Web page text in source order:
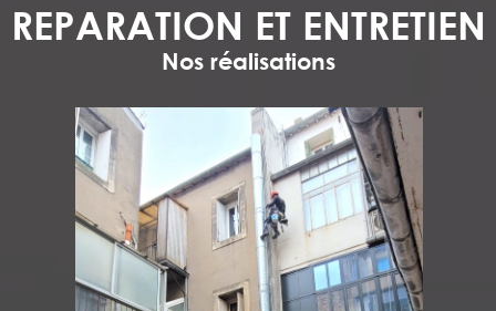
REPARATION ET ENTRETIEN
Nos réalisations